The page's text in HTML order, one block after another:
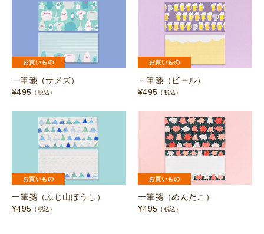
お買いもの
一筆箋（サメズ）
¥495 （税込）
お買いもの
一筆箋（ビール）
¥495 （税込）
お買いもの
一筆箋（ふじ山ぼうし）
¥495 （税込）
お買いもの
一筆箋（めんだこ）
¥495 （税込）